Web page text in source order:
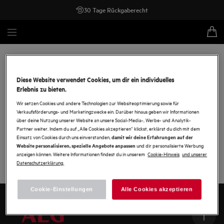
30 Tage Rückgaberecht
Um einen Händler für ein bestimmtes Modell zu finden,
verwende bitte die Händlersuche auf der Produktseite des
Modells.
Postleitzahl/Adresse/Ort eingeben
Suchen
Alle
Diese Website verwendet Cookies, um dir ein individuelles
Erlebnis zu bieten.
Wir setzen Cookies und andere Technologien zur Websiteoptimierung sowie für
Verkaufsförderungs- und Marketingzwecke ein. Darüber hinaus geben wir Informationen
über deine Nutzung unserer Website an unsere Social-Media-, Werbe- und Analytik-
Partner weiter. Indem du auf „Alle Cookies akzeptieren“ klickst, erklärst du dich mit dem
Einsatz von Cookies durch uns einverstanden,damit wir deine Erfahrungen auf der
Website personalisieren, spezielle Angebote anpassen und dir personalisierte Werbung
anzeigen können. Weitere Informationen findest du in unserem Cookie-Hinweis und unserer
Datenschutzerklärung.
Cookie-Einstellungen Alle Cookies akzeptieren